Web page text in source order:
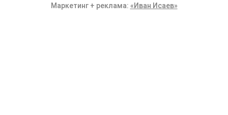
Маркетинг + реклама: «Иван Исаев»